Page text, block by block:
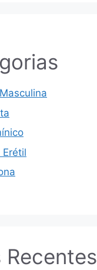
Recentes